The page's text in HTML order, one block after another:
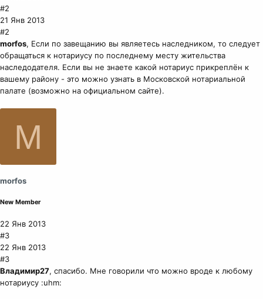
#2
21 Янв 2013
#2
morfos, Если по завещанию вы являетесь наследником, то следует
обращаться к нотариусу по последнему месту жительства
наследодателя. Если вы не знаете какой нотариус прикреплён к
вашему району - это можно узнать в Московской нотариальной
палате (возможно на официальном сайте).
M
morfos
New Member
22 Янв 2013
#3
22 Янв 2013
#3
Владимир27, спасибо. Мне говорили что можно вроде к любому
нотариусу :uhm: